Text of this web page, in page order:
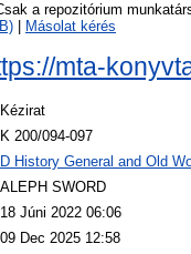
a repozitórium
Másolat kérés
mta-
Kézirat
K 200/094-097
D History General and Old
ALEPH SWORD
18 Júni 2022 06:06
09 Dec 2025 12:58